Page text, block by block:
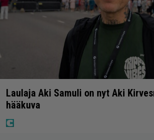
Laulaja Aki Samuli on nyt Aki
hääkuva